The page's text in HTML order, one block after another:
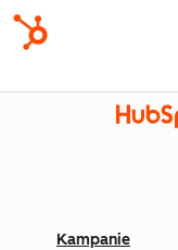
Kampanie